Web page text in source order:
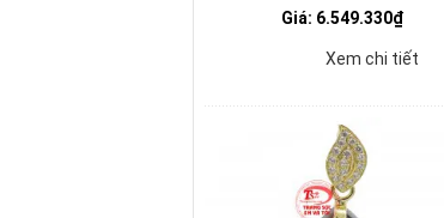
Giá: 6.549.330₫
Xem chi tiết